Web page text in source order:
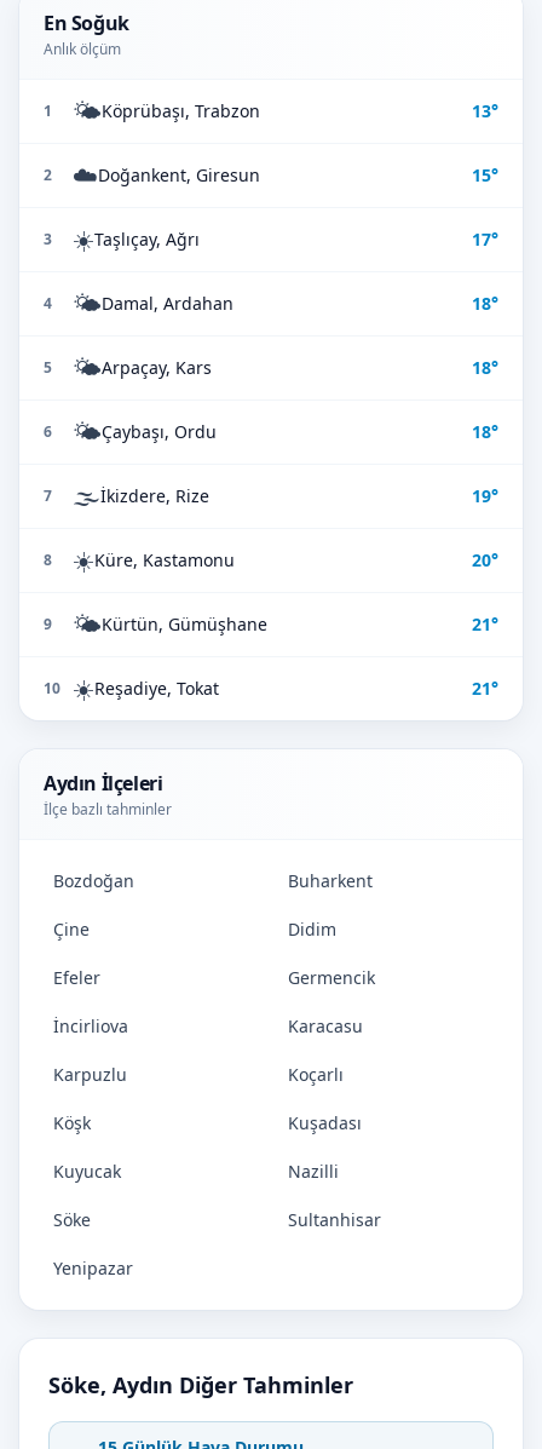
En Soğuk
Anlık ölçüm
1 🌤️Köprübaşı, Trabzon 13°
2 ☁️Doğankent, Giresun 15°
3 ☀️Taşlıçay, Ağrı 17°
4 🌤️Damal, Ardahan 18°
5 🌤️Arpaçay, Kars 18°
6 🌤️Çaybaşı, Ordu 18°
7 🌫️İkizdere, Rize 19°
8 ☀️Küre, Kastamonu 20°
9 🌤️Kürtün, Gümüşhane 21°
10 ☀️Reşadiye, Tokat 21°
Aydın İlçeleri
İlçe bazlı tahminler
Bozdoğan Buharkent
Çine Didim
Efeler Germencik
İncirliova Karacasu
Karpuzlu Koçarlı
Köşk Kuşadası
Kuyucak Nazilli
Söke Sultanhisar
Yenipazar
Söke, Aydın Diğer Tahminler